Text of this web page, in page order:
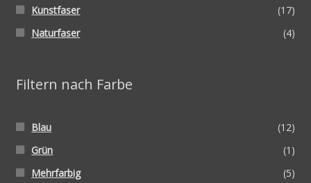
Kunstfaser
(17)
Naturfaser
(4)
Filtern nach Farbe
Blau
(12)
Grün
(1)
Mehrfarbig
(5)